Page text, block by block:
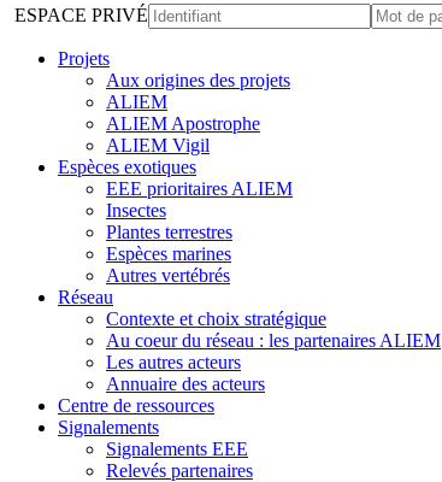
ESPACE PRIVÉ
Projets
Aux origines des projets
ALIEM
ALIEM Apostrophe
ALIEM Vigil
Espèces exotiques
EEE prioritaires ALIEM
Insectes
Plantes terrestres
Espèces marines
Autres vertébrés
Réseau
Contexte et choix stratégique
Au coeur du réseau : les partenaires ALIEM
Les autres acteurs
Annuaire des acteurs
Centre de ressources
Signalements
Signalements EEE
Relevés partenaires